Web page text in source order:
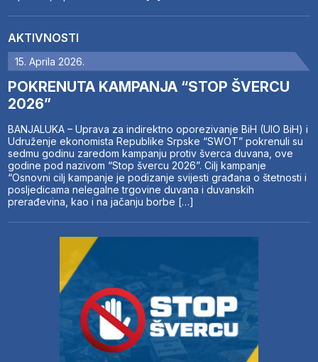
AKTIVNOSTI
15. Aprila 2026.
POKRENUTA KAMPANJA “STOP ŠVERCU
2026”
BANJALUKA – Uprava za indirektno oporezivanje BiH (UIO BiH) i
Udruženje ekonomista Republike Srpske “SWOT” pokrenuli su
sedmu godinu zaredom kampanju protiv šverca duvana, ove
godine pod nazivom “Stop švercu 2026”. Cilj kampanje
“Osnovni cilj kampanje je podizanje svijesti građana o štetnosti i
posljedicama nelegalne trgovine duvana i duvanskih
prerađevina, kao i na jačanju borbe […]